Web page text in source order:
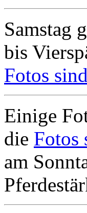
Samstag
bis
Fotos
Einige
die Fotos
am